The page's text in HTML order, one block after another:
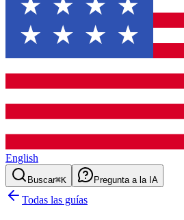
English
Buscar⌘K Pregunta a la IA
Todas las guías